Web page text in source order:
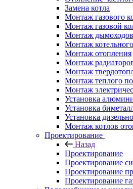
Замена котла
Монтаж газового
Монтаж газовой
Монтаж дымоходов
Монтаж
Монтаж отопления
Монтаж
Монтаж
Монтаж теплого
Монтаж
Установка
Установка
Установка
Монтаж котлов
Проектирование
Назад
Проектирование
Проектирование
Проектирование
Проектирование